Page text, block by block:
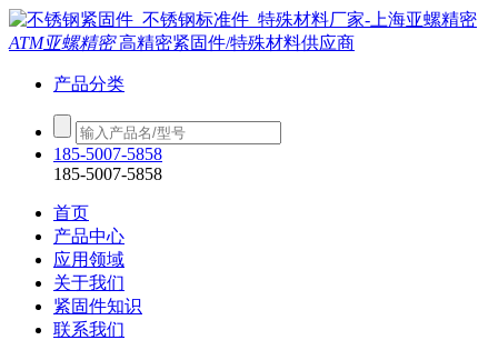
ATM亚螺精密高精密紧固件/特殊材料供应商
产品分类
185-5007-5858
185-5007-5858
首页
产品中心
应用领域
关于我们
紧固件知识
联系我们